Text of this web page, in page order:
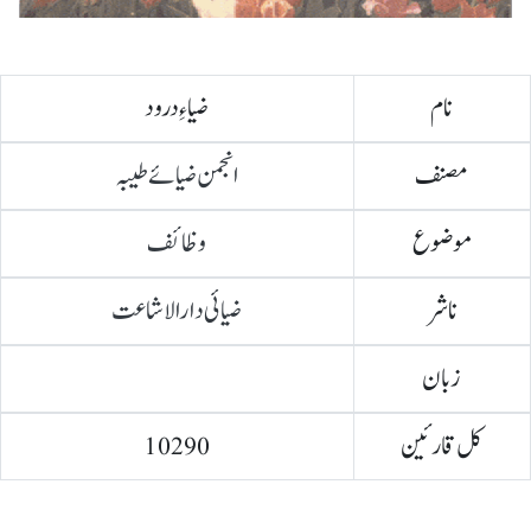
ضیاءِ درود
نام
انجمن ضیائے طیبہ
مصنف
وظائف
موضوع
ضیائی دارالاشاعت
ناشر
زبان
10290
کل قارئین